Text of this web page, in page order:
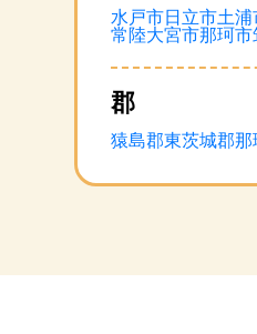
水戸市日立市土浦
常陸大宮市那珂市
郡
猿島郡東茨城郡那